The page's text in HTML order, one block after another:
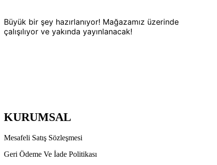
Büyük bir şey hazırlanıyor! Mağazamız üzerinde
çalışılıyor ve yakında yayınlanacak!
KURUMSAL
Mesafeli Satış Sözleşmesi
Geri Ödeme Ve İade Politikası